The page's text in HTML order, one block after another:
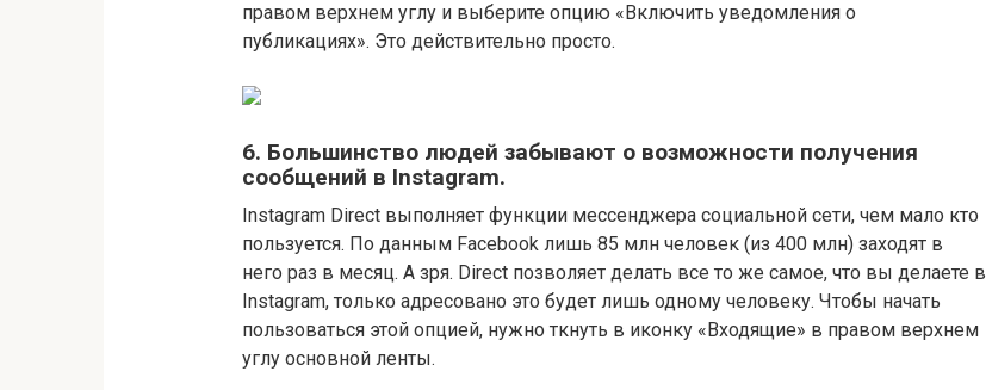
правом верхнем углу и выберите опцию «Включить уведомления о
публикациях». Это действительно просто.
6. Большинство людей забывают о возможности получения
сообщений в Instagram.
Instagram Direct выполняет функции мессенджера социальной сети, чем мало кто
пользуется. По данным Facebook лишь 85 млн человек (из 400 млн) заходят в
него раз в месяц. А зря. Direct позволяет делать все то же самое, что вы делаете в
Instagram, только адресовано это будет лишь одному человеку. Чтобы начать
пользоваться этой опцией, нужно ткнуть в иконку «Входящие» в правом верхнем
углу основной ленты.